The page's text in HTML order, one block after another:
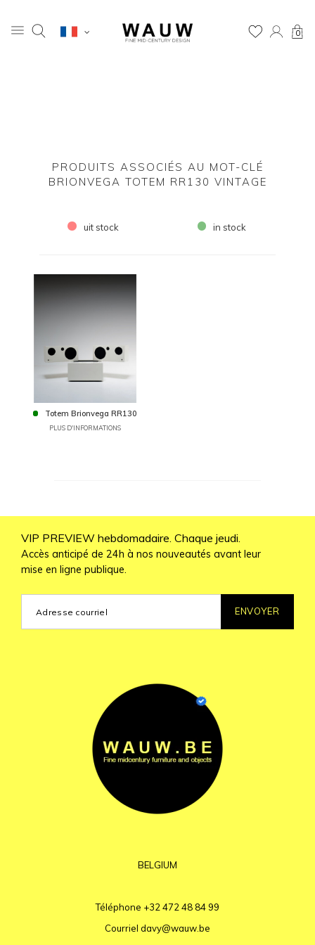
0
PRODUITS ASSOCIÉS AU MOT-CLÉ
BRIONVEGA TOTEM RR130 VINTAGE
uit stock in stock
Totem Brionvega RR130
PLUS D'INFORMATIONS
VIP PREVIEW hebdomadaire. Chaque jeudi.
Accès anticipé de 24h à nos nouveautés avant leur
mise en ligne publique.
ENVOYER
BELGIUM
Téléphone +32 472 48 84 99
Courriel davy@wauw.be